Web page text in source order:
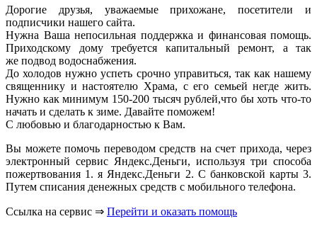
Дорогие друзья, уважаемые прихожане, посетители и
подписчики нашего сайта.
Нужна Ваша непосильная поддержка и финансовая помощь.
Приходскому дому требуется капитальный ремонт, а так
же подвод водоснабжения.
До холодов нужно успеть срочно управиться, так как нашему
священнику и настоятелю Храма, с его семьей негде жить.
Нужно как минимум 150-200 тысяч рублей,что бы хоть что-то
начать и сделать к зиме. Давайте поможем!
С любовью и благодарностью к Вам.
Вы можете помочь переводом средств на счет прихода, через
электронный сервис Яндекс.Деньги, используя три способа
пожертвования 1. я Яндекс.Деньги 2. С банковской карты 3.
Путем списания денежных средств с мобильного телефона.
Ссылка на сервис ⇒ Перейти и оказать помощь